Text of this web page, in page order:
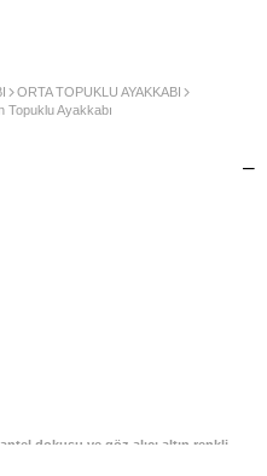
ORTA TOPUKLU AYAKKABI
Topuklu Ayakkabı
dokusu ve göz alıcı altın renkli